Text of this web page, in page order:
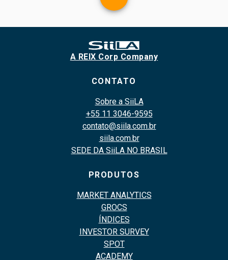
A REIX Corp Company
CONTATO
Sobre a SiiLA
+55 11 3046-9595
contato@siila.com.br
siila.com.br
SEDE DA SiiLA NO BRASIL
PRODUTOS
MARKET ANALYTICS
GROCS
ÍNDICES
INVESTOR SURVEY
SPOT
ACADEMY